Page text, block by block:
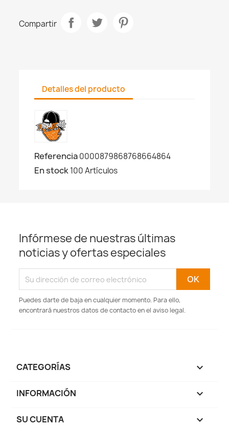
Compartir
Detalles del producto
Referencia0000879868768664864
En stock100 Artículos
Infórmese de nuestras últimas
noticias y ofertas especiales
Puedes darte de baja en cualquier momento. Para ello,
encontrará nuestros datos de contacto en el aviso legal.
CATEGORÍAS 
INFORMACIÓN 
SU CUENTA 